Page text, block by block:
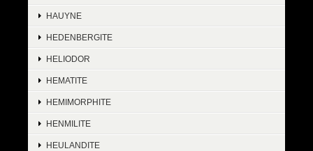
HAUYNE
HEDENBERGITE
HELIODOR
HEMATITE
HEMIMORPHITE
HENMILITE
HEULANDITE